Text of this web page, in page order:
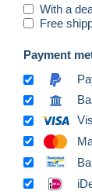
With a
Free
Payment